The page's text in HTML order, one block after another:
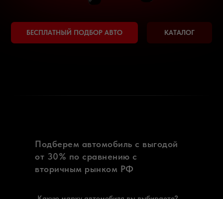
Подберем автомобиль с выгодой
от 30% по сравнению с
вторичным рынком РФ